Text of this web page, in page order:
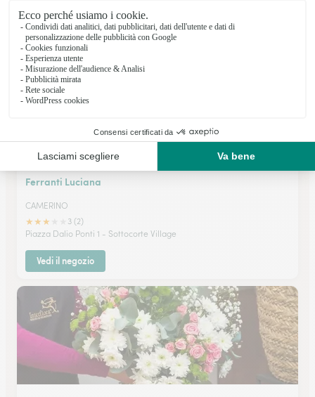
VIA DI PIAZZA DEL POPOLO 12-14
Vedi il negozio
Ferranti Luciana
CAMERINO
★★★
3 (2)
Piazza Dalio Ponti 1 - Sottocorte Village
Vedi il negozio